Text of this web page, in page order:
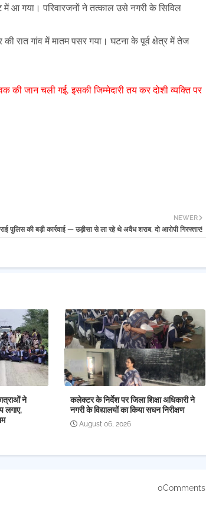
आ गया। परिवारजनों ने तत्काल उसे नगरी के सिविल
रात गांव में मातम पसर गया। घटना के पूर्व क्षेत्र में तेज
जान चली गई, इसकी जिम्मेदारी तय कर दोशी व्यक्ति पर
NEWER
पुलिस की बड़ी कार्रवाई — उड़ीसा से ला रहे थे अवैध शराब, दो आरोपी गिरफ्तार!
ने
लगाए,
कलेक्टर के निर्देश पर जिला शिक्षा अधिकारी ने
नगरी के विद्यालयों का किया सघन निरीक्षण
August 06, 2026
0Comments